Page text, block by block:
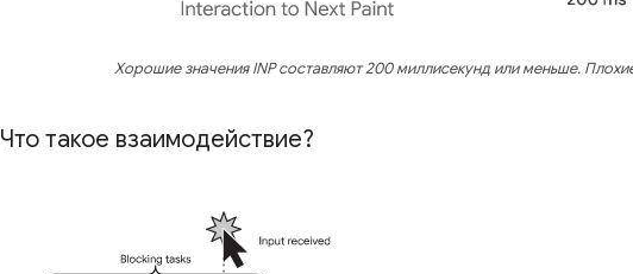
Хорошие значения INP составляют 200 миллисекунд или меньше.
Что такое взаимодействие?